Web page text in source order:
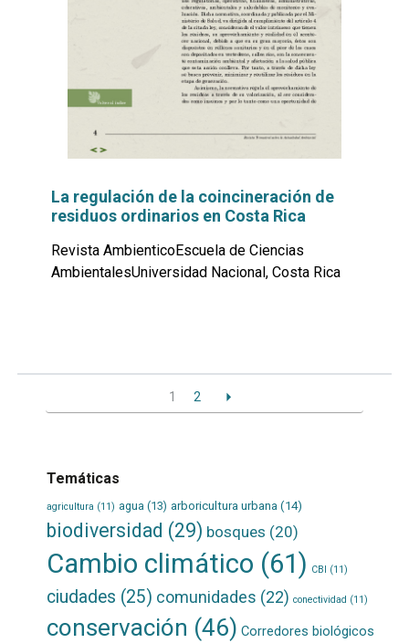
La regulación de la coincineración de
residuos ordinarios en Costa Rica
Revista AmbienticoEscuela de Ciencias
AmbientalesUniversidad Nacional, Costa Rica
1 2
Temáticas
agricultura (11) agua (13) arboricultura urbana(14)
biodiversidad (29) bosques (20)
Cambio climático (61) CBI (11)
ciudades (25) comunidades (22) conectividad (11)
conservación (46) Corredores biológicos